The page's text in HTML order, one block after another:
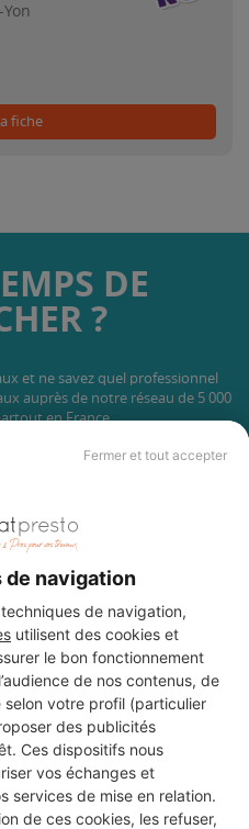
Fermer et tout accepter
de navigation
de navigation,
utilisent des cookies et
le bon fonctionnement
de nos contenus, de
votre profil (particulier
des publicités
Ces dispositifs nous
vos échanges et
services de mise en relation.
de ces cookies, les refuser,
fiche
DE
?
et ne savez quel professionnel
auprès de notre réseau de 5 000
en France.
UN DEVIS